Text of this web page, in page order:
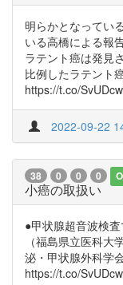
明らかとなってい
いる高橋による報
ラテント癌は発見
比例したラテント
https://t.co/
2022-09-22
38 0 0 0
小癌の取扱い
●甲状腺超音波検
（福島県立医科
泌・甲状腺外科学
https://t.co/